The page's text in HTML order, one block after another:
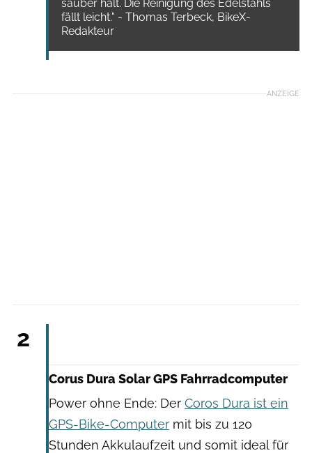
sauber hält. Die Reinigung des Edelstahls
fällt leicht." - Thomas Terbeck, BikeX-
Redakteur
ANZEIGE
2
Corus Dura Solar GPS Fahrradcomputer
Power ohne Ende: Der Coros Dura ist ein
GPS-Bike-Computer mit bis zu 120
Stunden Akkulaufzeit und somit ideal für